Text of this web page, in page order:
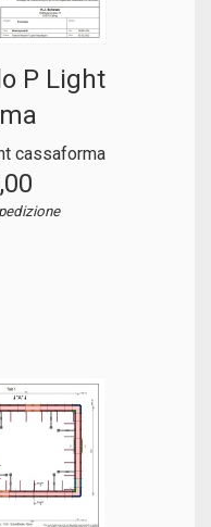
P Light
cassaforma